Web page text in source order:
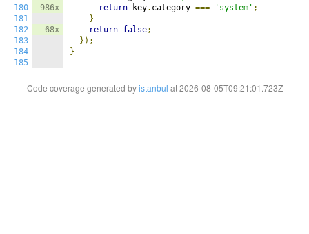
180
181
182
183
184
185
986x
68x
return key. category === 'system' ;
}
return false;
});
}
Code coverage generated byistanbul at 2026-08-05T09:21:01.723Z